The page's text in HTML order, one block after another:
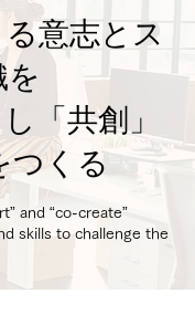
意志とス
「共創」
つくる
and “co-create”
skills to challenge the